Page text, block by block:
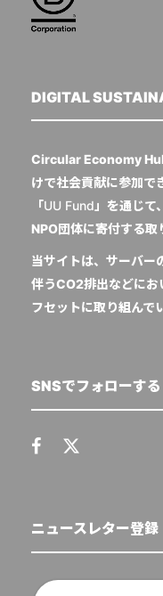
DIGITAL
Circular Economy
けで社会貢献に参加で
「UU Fund 」を通じて
NPO団体に寄付する取
当サイトは、サーバー
伴うCO2排出などにお
フセットに取り組んで
SNSでフォローする
ニュースレター登録